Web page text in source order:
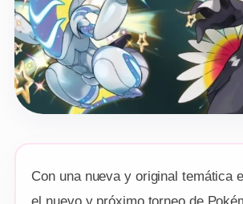
Con una nueva y original temática